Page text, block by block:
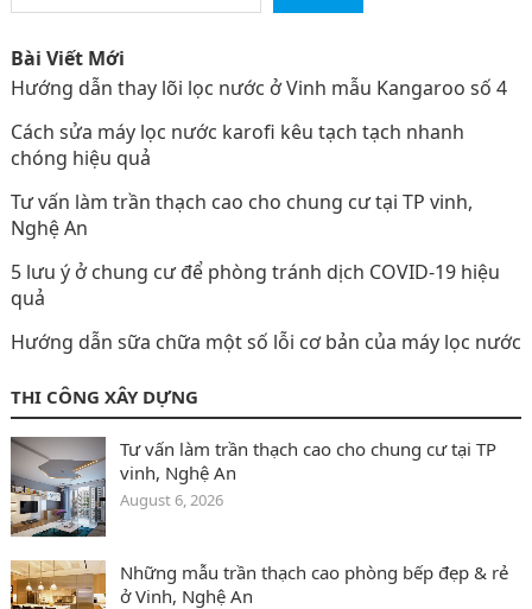
Bài Viết Mới
Hướng dẫn thay lõi lọc nước ở Vinh mẫu Kangaroo số 4
Cách sửa máy lọc nước karofi kêu tạch tạch nhanh
chóng hiệu quả
Tư vấn làm trần thạch cao cho chung cư tại TP vinh,
Nghệ An
5 lưu ý ở chung cư để phòng tránh dịch COVID-19 hiệu
quả
Hướng dẫn sữa chữa một số lỗi cơ bản của máy lọc nước
THI CÔNG XÂY DỰNG
Tư vấn làm trần thạch cao cho chung cư tại TP
vinh, Nghệ An
August 6, 2026
Những mẫu trần thạch cao phòng bếp đẹp & rẻ
ở Vinh, Nghệ An